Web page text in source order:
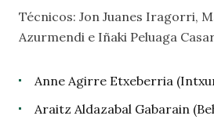
Técnicos: Jon Juanes Iragorri,
Azurmendi e Iñaki Peluaga
Anne Agirre Etxeberria
Araitz Aldazabal Gabarain